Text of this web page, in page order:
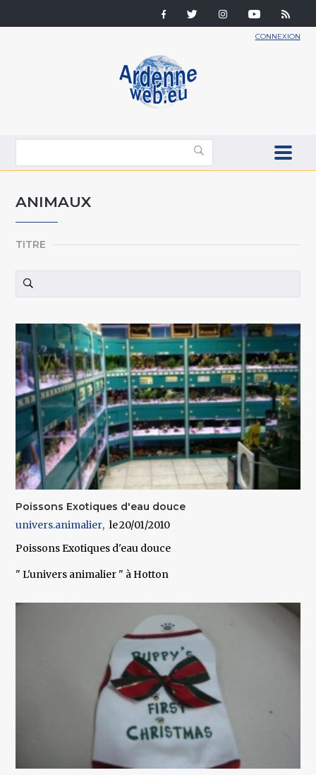
CONNEXION
ANIMAUX
TITRE
Poissons Exotiques d'eau douce
univers.animalier
20/01/2010
Poissons Exotiques d'eau douce
" L'univers animalier " à Hotton